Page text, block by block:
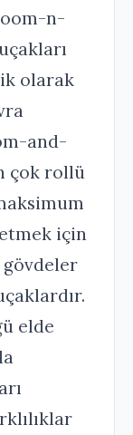
n-
olarak
and-
çok rollü
için
elde